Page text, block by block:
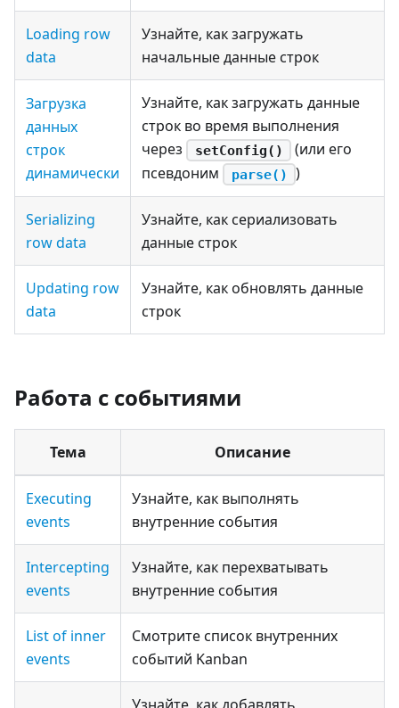
Loading row
data
Узнайте, как загружать
начальные данные строк
Загрузка
данных
строк
динамически
Узнайте, как загружать данные
строк во время выполнения
через
setConfig()
(или его
псевдоним
parse() )
Serializing
row data
Узнайте, как сериализовать
данные строк
Updating row
data
Узнайте, как обновлять данные
строк
Работа с событиями
Тема Описание
Executing
events
Узнайте, как выполнять
внутренние события
Intercepting
events
Узнайте, как перехватывать
внутренние события
List of inner
events
Смотрите список внутренних
событий Kanban